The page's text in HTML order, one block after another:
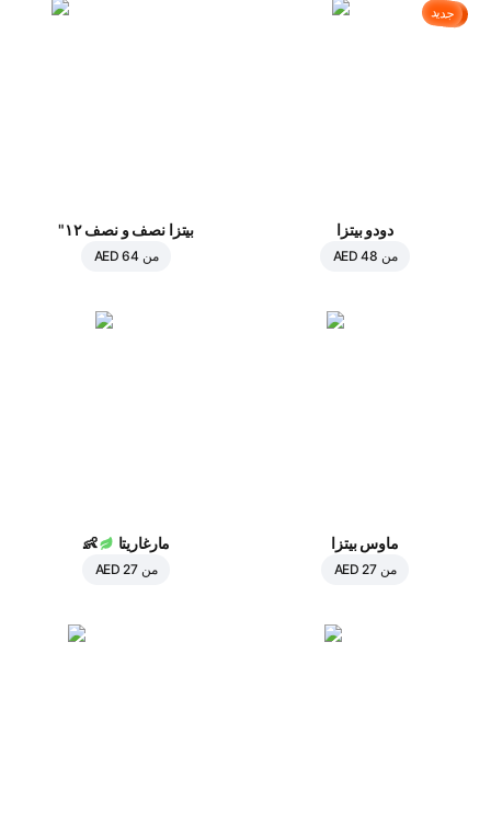
جديد
دودو بيتزا
من AED 48
بيتزا نصف و نصف ١٢"
منAED 64
ماوس بيتزا
منAED 27
مارغاريتا 👶
منAED 27